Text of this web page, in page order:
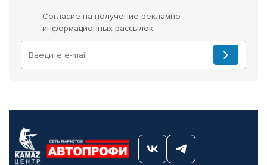
Согласие на получение рекламно-
информационных рассылок